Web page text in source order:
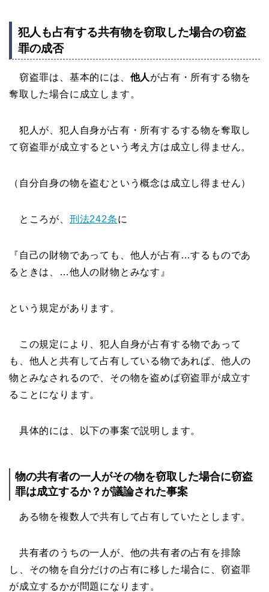
犯人も占有する共有物を窃取した場合の窃盗
罪の成否
窃盗罪は、基本的には、 他人 が占有・所有する物を
奪取した場合に成立します。
犯人が、犯人自身が占有・所有するする物を奪取し
て窃盗罪が成立するという考え方は成立し得ません。
（自分自身の物を盗むという概念は成立し得ません）
ところが、 刑法242条に
『自己の財物であっても、他人が占有…するものであ
るときは、…他人の財物とみなす』
という規定があります。
この規定により、犯人自身が占有する物であって
も、他人と共有して占有している物であれば、他人の
物とみなされるので、その物を盗めば窃盗罪が成立す
ることになります。
具体的には、以下の事案で説明します。
物の共有者の一人がその物を窃取した場合に窃盗
罪は成立するか？が議論された事案
ある物を複数人で共有して占有していたとします。
共有者のうちの一人が、他の共有者の占有を排除
し、その物を自分だけの占有に移した場合に、窃盗罪
が成立するかが問題になります。